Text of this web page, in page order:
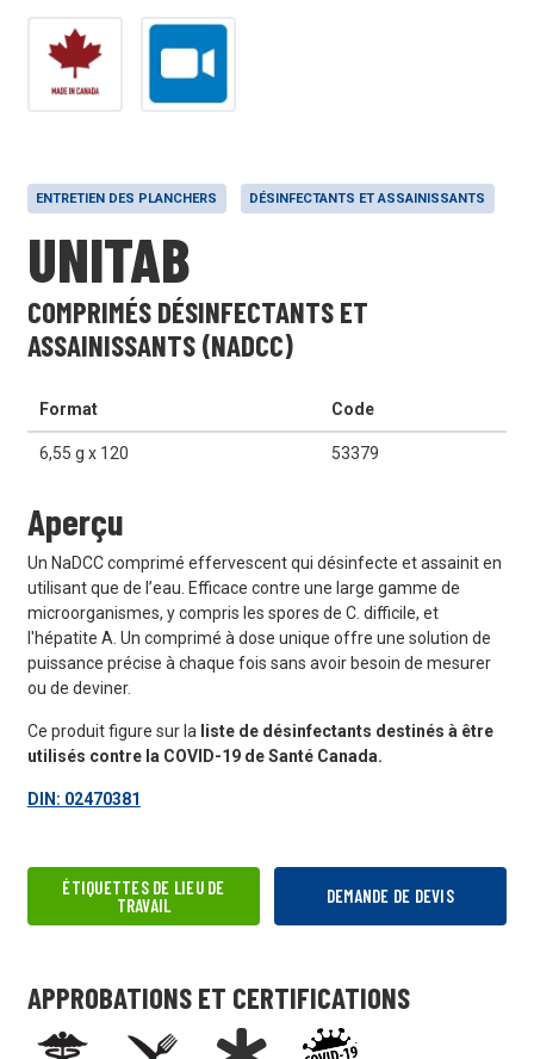
ENTRETIEN DES PLANCHERS DÉSINFECTANTS ET ASSAINISSANTS
UNITAB
COMPRIMÉS DÉSINFECTANTS ET
ASSAINISSANTS (NADCC)
Format Code
6,55 g x 120 53379
Aperçu
Un NaDCC comprimé effervescent qui désinfecte et assainit en
utilisant que de l’eau. Efficace contre une large gamme de
microorganismes, y compris les spores de C. difficile, et
l'hépatite A. Un comprimé à dose unique offre une solution de
puissance précise à chaque fois sans avoir besoin de mesurer
ou de deviner.
Ce produit figure sur laliste de désinfectants destinés à être
utilisés contre la COVID-19 de Santé Canada.
DIN: 02470381
ÉTIQUETTES DE LIEU DE
TRAVAIL
DEMANDE DE DEVIS
APPROBATIONS ET CERTIFICATIONS